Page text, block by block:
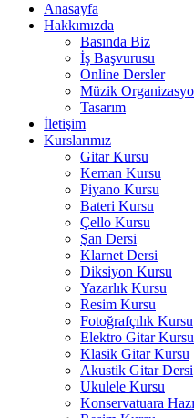
Anasayfa
Hakkımızda
Basında Biz
İş Başvurusu
Online Dersler
Müzik
Tasarım
İletişim
Kurslarımız
Gitar Kursu
Keman Kursu
Piyano Kursu
Bateri Kursu
Çello Kursu
Şan Dersi
Klarnet Dersi
Diksiyon Kursu
Yazarlık Kursu
Resim Kursu
Fotoğrafçılık Kursu
Elektro Gitar Kursu
Klasik Gitar Kursu
Akustik Gitar Dersi
Ukulele Kursu
Konservatuara